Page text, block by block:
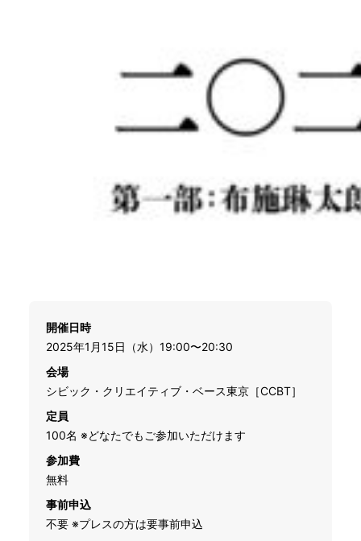
開催日時
2025年1月15日（水）19:00〜20:30
会場
シビック・クリエイティブ・ベース東京［CCBT］
定員
100名 ※どなたでもご参加いただけます
参加費
無料
事前申込
不要 ※プレスの方は要事前申込